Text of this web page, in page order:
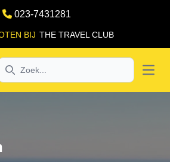
023-7431281
BIJ THE TRAVEL CLUB